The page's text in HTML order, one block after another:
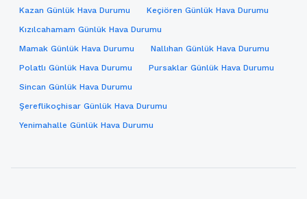
Kazan Günlük Hava Durumu
Keçiören Günlük Hava Durumu
Kızılcahamam Günlük Hava Durumu
Mamak Günlük Hava Durumu
Nallıhan Günlük Hava Durumu
Polatlı Günlük Hava Durumu
Pursaklar Günlük Hava Durumu
Sincan Günlük Hava Durumu
Şereflikoçhisar Günlük Hava Durumu
Yenimahalle Günlük Hava Durumu